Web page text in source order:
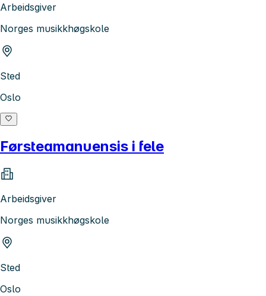
Arbeidsgiver
Norges musikkhøgskole
Sted
Oslo
Førsteamanuensis i fele
Arbeidsgiver
Norges musikkhøgskole
Sted
Oslo